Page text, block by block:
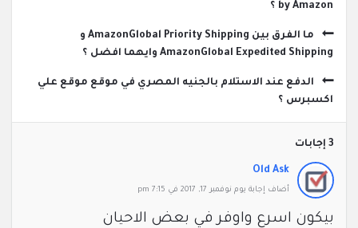
by Amazon ؟
ما الفرق بين AmazonGlobal Priority Shipping و
AmazonGlobal Expedited Shipping وايهما افضل ؟
الدفع عند الاستلام بالجنيه المصري في موقع موقع علي
اكسبرس ؟
‫3 إجابات
Old Ask
‫أضاف ‫‫إجابة يوم نوفمبر 17, 2017 في 7:15 pm
بيكون اسرع واوفر في بعض الاحيان